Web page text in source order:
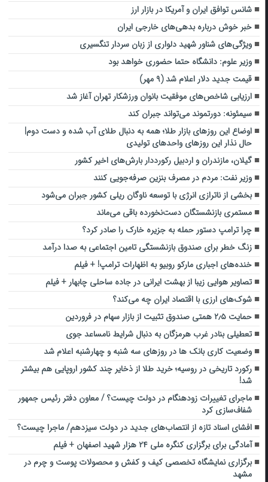
شانس توافق ایران و آمریکا در بازار ارز
خبر خوش درباره بدهی‌های خارجی ایران
ویژگی‌های شناور شهید دلواری از زبان سردار تنگسیری
وزیر علوم: دانشگاه حتما حضوری خواهد بود
قیمت جدید دلار اعلام شد (۹ مهر)
ارزیابی شاخص‌‌های موفقیت بانوان ورزشکار تهران آغاز شد
سیمئونه: دورتموند می‌تواند جبران کند
اوضاع این روزهای بازار طلا؛ همه به دنبال طلای آب شده و دست دوم|
حال نذار این روزهای واحدهای تولیدی
گیلان، مازندران و اردبیل رکورددار بارش‌های اخیر کشور
وزیر نفت: مردم در مصرف بنزین صرفه‌جویی کنند
بخشی از ناترازی انرژی با توسعه ناوگان ریلی کشور جبران می‌شود
مستمری بازنشستگان دست‌نخورده باقی می‌ماند
چرا ترامپ دستور حمله به جزیره خارک را صادر کرد؟
زنگ خطر برای صندوق بازنشستگی تامین اجتماعی به صدا درآمد
خنده‌های اجباری مارکو روبیو به اظهارات ترامپ! + فیلم
تصاویر هوایی زیبا از بهشت ایرانی در جاده ساحلی چابهار + فیلم
شوک‌های ارزی با اقتصاد ایران چه می‌کند؟
حمایت ۲٫۵ همتی صندوق تثبیت از بازار سهام در فروردین
تعطیلی بنادر غرب هرمزگان به دنبال شرایط نامساعد جوی
وضعیت کاری بانک ها در روزهای سه شنبه و چهارشنبه اعلام شد
رکورد تاریخی در روسیه؛ خرید طلا از ذخایر چند کشور اروپایی هم بیشتر
شد!
ماجرای تغییرات زودهنگام در دولت چیست؟ / معاون دفتر رئیس جمهور
شفاف‌سازی کرد
افشای اسناد تازه از انتصاب‌های جدید در دولت سیزدهم/ ماجرا چیست؟
آمادگی برای برگزاری کنگره ملی ۲۴ هزار شهید اصفهان + فیلم
برگزاری نمایشگاه تخصصی کیف و کفش و محصولات پوست و چرم در
مشهد